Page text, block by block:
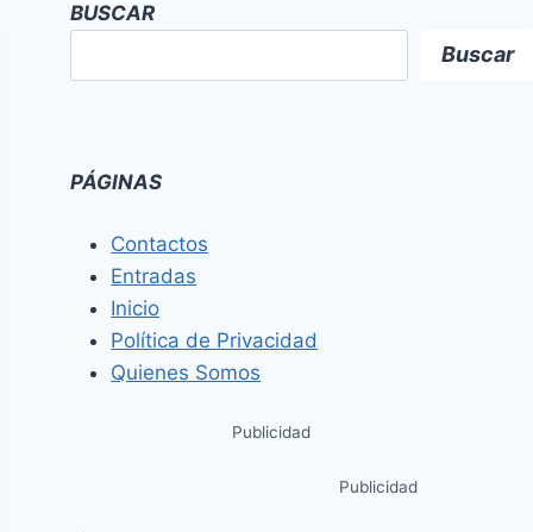
BUSCAR
Buscar
PÁGINAS
Contactos
Entradas
Inicio
Política de Privacidad
Quienes Somos
Publicidad
Publicidad